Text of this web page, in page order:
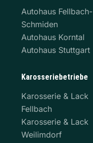
Autohaus Fellbach-
Schmiden
Autohaus Korntal
Autohaus Stuttgart
Karosseriebetriebe
Karosserie & Lack
Fellbach
Karosserie & Lack
Weilimdorf